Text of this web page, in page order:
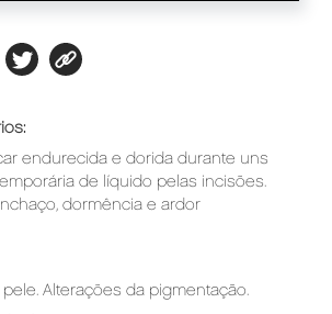
endurecida e dorida durante uns
de líquido pelas incisões.
dormência e ardor
Alterações da pigmentação.